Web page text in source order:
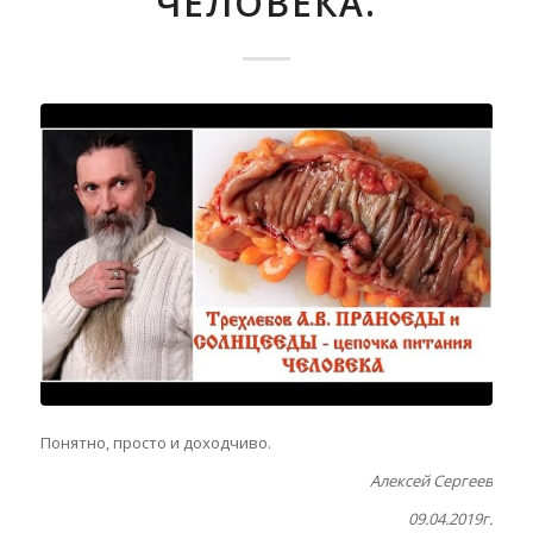
Понятно, просто и доходчиво.
Алексей Сергеев
09.04.2019г.